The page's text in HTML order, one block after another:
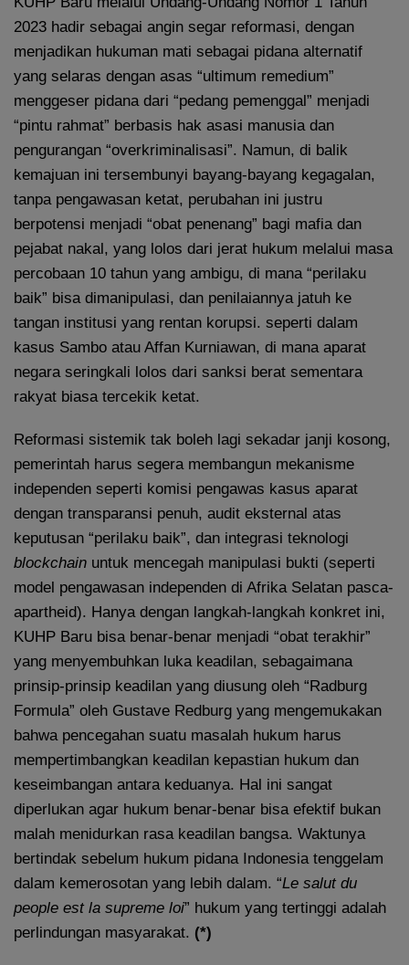
2023 hadir sebagai angin segar reformasi, dengan
menjadikan hukuman mati sebagai pidana alternatif
yang selaras dengan asas “ultimum remedium”
menggeser pidana dari “pedang pemenggal” menjadi
“pintu rahmat” berbasis hak asasi manusia dan
pengurangan “overkriminalisasi”. Namun, di balik
kemajuan ini tersembunyi bayang-bayang kegagalan,
tanpa pengawasan ketat, perubahan ini justru
berpotensi menjadi “obat penenang” bagi mafia dan
pejabat nakal, yang lolos dari jerat hukum melalui masa
percobaan 10 tahun yang ambigu, di mana “perilaku
baik” bisa dimanipulasi, dan penilaiannya jatuh ke
tangan institusi yang rentan korupsi. seperti dalam
kasus Sambo atau Affan Kurniawan, di mana aparat
negara seringkali lolos dari sanksi berat sementara
rakyat biasa tercekik ketat.
Reformasi sistemik tak boleh lagi sekadar janji kosong,
pemerintah harus segera membangun mekanisme
independen seperti komisi pengawas kasus aparat
dengan transparansi penuh, audit eksternal atas
keputusan “perilaku baik”, dan integrasi teknologi
blockchain untuk mencegah manipulasi bukti (seperti
model pengawasan independen di Afrika Selatan pasca-
apartheid). Hanya dengan langkah-langkah konkret ini,
KUHP Baru bisa benar-benar menjadi “obat terakhir”
yang menyembuhkan luka keadilan, sebagaimana
prinsip-prinsip keadilan yang diusung oleh “Radburg
Formula” oleh Gustave Redburg yang mengemukakan
bahwa pencegahan suatu masalah hukum harus
mempertimbangkan keadilan kepastian hukum dan
keseimbangan antara keduanya. Hal ini sangat
diperlukan agar hukum benar-benar bisa efektif bukan
malah menidurkan rasa keadilan bangsa. Waktunya
bertindak sebelum hukum pidana Indonesia tenggelam
dalam kemerosotan yang lebih dalam. “Le salut du
people est la supreme loi” hukum yang tertinggi adalah
perlindungan masyarakat. (*)